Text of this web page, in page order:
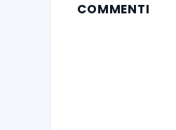
COMMENTI